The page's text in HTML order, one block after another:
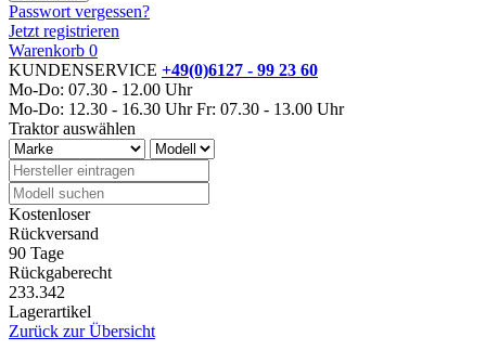
Passwort vergessen?
Jetzt registrieren
Warenkorb 0
KUNDENSERVICE +49(0)6127 - 99 23 60
Mo-Do: 07.30 - 12.00 Uhr
Mo-Do: 12.30 - 16.30 Uhr Fr: 07.30 - 13.00 Uhr
Traktor auswählen
Kostenloser
Rückversand
90 Tage
Rückgaberecht
233.342
Lagerartikel
Zurück zur Übersicht